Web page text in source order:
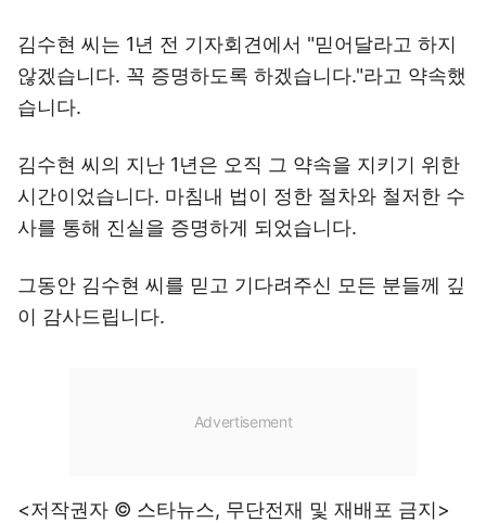
김수현 씨는 1년 전 기자회견에서 "믿어달라고 하지
않겠습니다. 꼭 증명하도록 하겠습니다."라고 약속했
습니다.
김수현 씨의 지난 1년은 오직 그 약속을 지키기 위한
시간이었습니다. 마침내 법이 정한 절차와 철저한 수
사를 통해 진실을 증명하게 되었습니다.
그동안 김수현 씨를 믿고 기다려주신 모든 분들께 깊
이 감사드립니다.
<저작권자 © 스타뉴스, 무단전재 및 재배포 금지>